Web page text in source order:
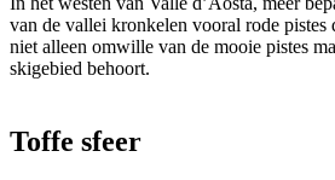
van de vallei kronkelen vooral rode pistes
niet alleen omwille van de mooie pistes
skigebied behoort.
Toffe sfeer